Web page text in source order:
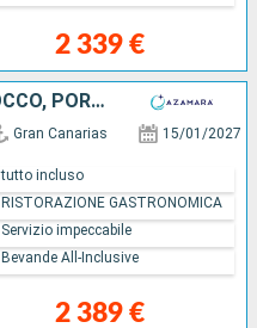
2 339 €
SPAGNA, LANZAROTE, MAROCCO, PORTOGALLO
Gran Canarias 15/01/2027
2 389 €
tutto incluso
RISTORAZIONE GASTRONOMICA
Servizio impeccabile
Bevande All-Inclusive